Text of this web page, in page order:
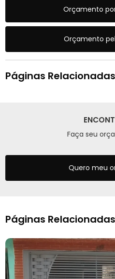
Orçamento
Orçamento
Páginas
Faça seu
Quero meu
Páginas Relacionadas